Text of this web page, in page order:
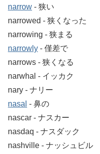
narrow ‐ 狭い
narrowed ‐ 狭くなった
narrowing ‐ 狭まる
narrowly ‐ 僅差で
narrows ‐ 狭くなる
narwhal ‐ イッカク
nary ‐ ナリー
nasal ‐ 鼻の
nascar ‐ ナスカー
nasdaq ‐ ナスダック
nashville ‐ ナッシュビル